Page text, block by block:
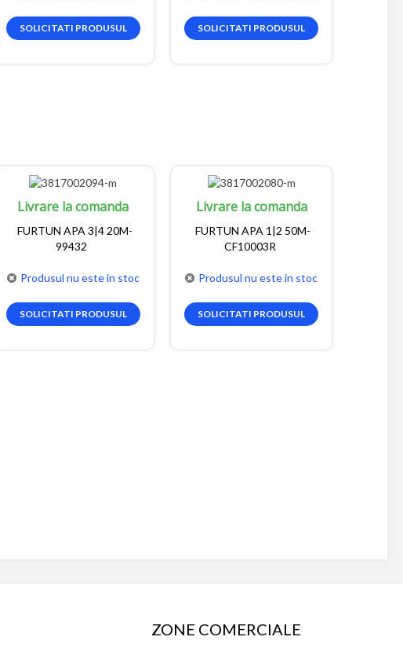
SOLICITATI PRODUSUL SOLICITATI PRODUSUL
Livrare la comanda
FURTUN APA 3|4 20M-
99432
Produsul nu este in stoc
SOLICITATI PRODUSUL
Livrare la comanda
FURTUN APA 1|2 50M-
CF10003R
Produsul nu este in stoc
SOLICITATI PRODUSUL
ZONE COMERCIALE